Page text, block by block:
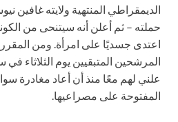
الديمقراطي المنتهية ولايته غافين
حملته – ثم أعلن أنه سيتنحى من
اعتدى جسديًا على امرأة. ومن
المرشحين المتبقيين يوم الثلاثاء
علني لهم معًا منذ أن أعاد مغادرة
المفتوحة على مصراعيها.